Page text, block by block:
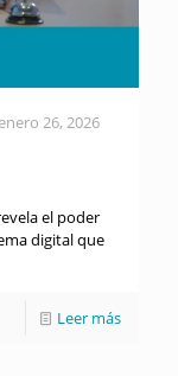
enero 26, 2026
el poder
digital que
Leer más